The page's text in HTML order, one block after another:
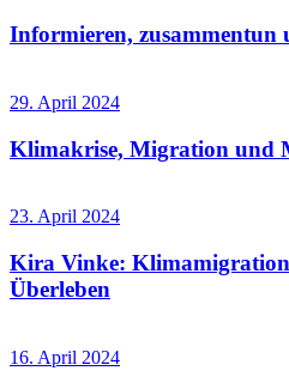
Informieren, zusammentun
29. April 2024
Klimakrise, Migration und
23. April 2024
Kira Vinke:
Überleben
16. April 2024